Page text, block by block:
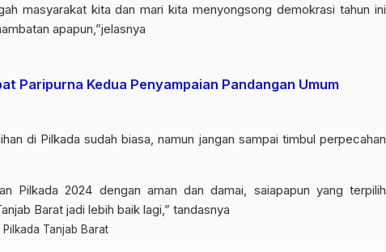
masyarakat kita dan mari kita menyongsong demokrasi tahun ini
apapun,”jelasnya
Paripurna Kedua Penyampaian Pandangan Umum
di Pilkada sudah biasa, namun jangan sampai timbul perpecahan
Pilkada 2024 dengan aman dan damai, saiapapun yang terpilih
Barat jadi lebih baik lagi,” tandasnya
Pilkada Tanjab Barat